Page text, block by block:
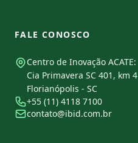
FALE CONOSCO
Centro de Inovação ACATE:
Cia Primavera SC 401, km 4
Florianópolis - SC
+55 (11) 4118 7100
contato@ibid.com.br